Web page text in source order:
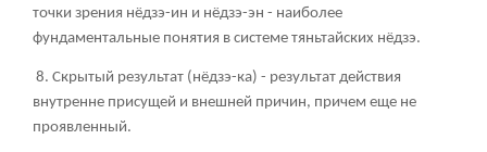
точки зрения нёдзэ-ин и нёдзэ-эн - наиболее
фундаментальные понятия в системе тяньтайских нёдзэ.
8. Скрытый результат (нёдзэ-ка) - результат действия
внутренне присущей и внешней причин, причем еще не
проявленный.